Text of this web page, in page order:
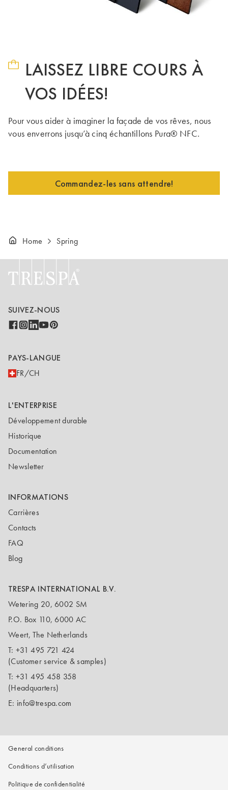
LAISSEZ LIBRE COURS À
VOS IDÉES!
Pour vous aider à imaginer la façade de vos rêves, nous
vous enverrons jusqu’à cinq échantillons Pura® NFC.
Commandez-les sans attendre!
Home Spring
SUIVEZ-NOUS
PAYS-LANGUE
FR/CH
L'ENTERPRISE
Développement durable
Historique
Documentation
Newsletter
INFORMATIONS
Carrières
Contacts
FAQ
Blog
TRESPA INTERNATIONAL B.V.
Wetering 20, 6002 SM
P.O. Box 110, 6000 AC
Weert, The Netherlands
T: +31 495 721 424
(Customer service & samples)
T: +31 495 458 358
(Headquarters)
E: info@trespa.com
General conditions
Conditions d’utilisation
Politique de confidentialité